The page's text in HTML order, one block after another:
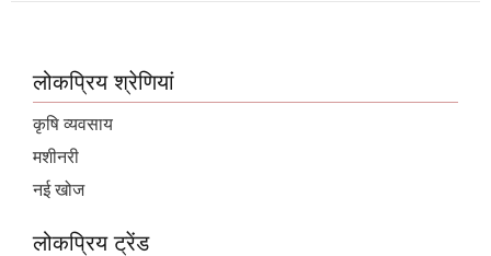
लोकप्रिय श्रेणियां
कृषि व्यवसाय
मशीनरी
नई खोज
लोकप्रिय ट्रेंड